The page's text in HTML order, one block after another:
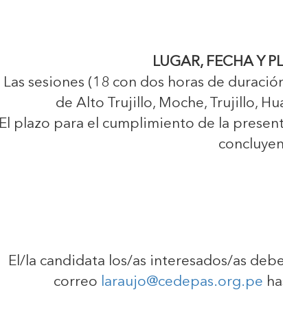
LUGAR, FECHA Y
Las sesiones (18 con dos horas de
de Alto Trujillo, Moche, Trujillo,
El plazo para el cumplimiento de la
El/la candidata los/as interesados/as
correo laraujo@cedepas.org.pe